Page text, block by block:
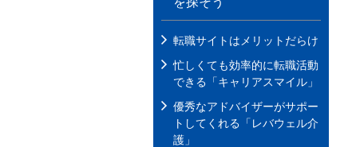
転職サイトはメリットだらけ
忙しくても効率的に転職活動
できる「キャリアスマイル」
優秀なアドバイザーがサポー
トしてくれる「レバウェル介
護」